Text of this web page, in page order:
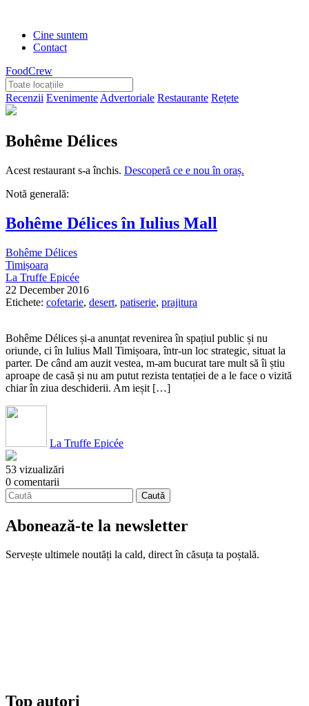
Cine suntem
Contact
FoodCrew
Recenzii Evenimente Advertoriale Restaurante Rețete
Bohême Délices
Acest restaurant s-a închis. Descoperă ce e nou în oraș.
Notă generală:
Bohême Délices în Iulius Mall
Bohême Délices
Timișoara
La Truffe Epicée
22 December 2016
Etichete: cofetarie, desert, patiserie, prajitura
Bohême Délices și-a anunțat revenirea în spațiul public și nu
oriunde, ci în Iulius Mall Timișoara, într-un loc strategic, situat la
parter. De când am auzit vestea, m-am bucurat tare mult să îi știu
aproape de casă și nu am putut rezista tentației de a le face o vizită
chiar în ziua deschiderii. Am ieșit […]
La Truffe Epicée
53 vizualizări
0 comentarii
Abonează-te la newsletter
Servește ultimele noutăți la cald, direct în căsuța ta poștală.
Top autori